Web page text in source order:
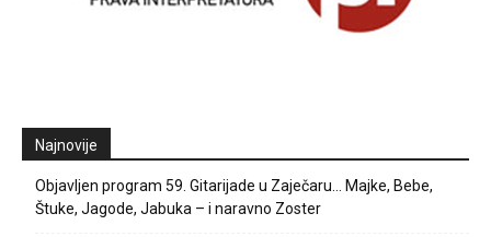
Najnovije
Objavljen program 59. Gitarijade u Zaječaru… Majke, Bebe,
Štuke, Jagode, Jabuka – i naravno Zoster